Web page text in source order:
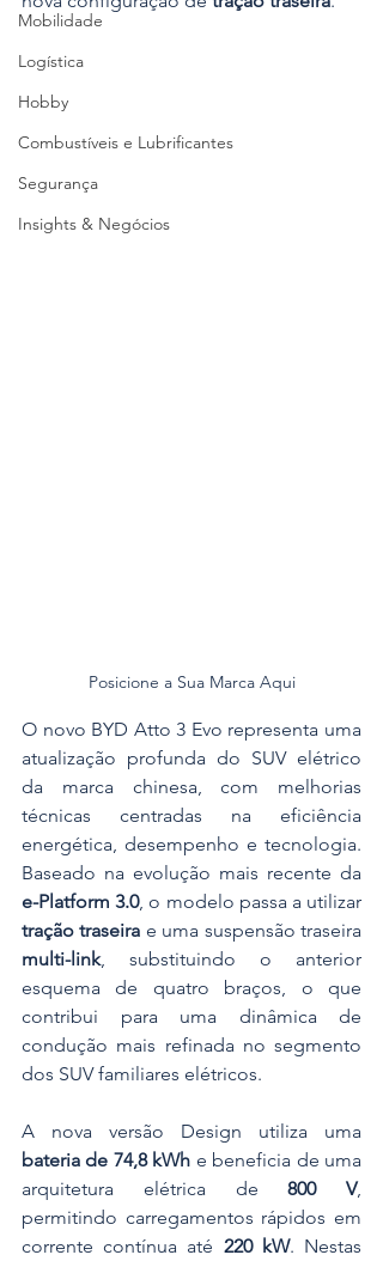
Mobilidade
Logística
Hobby
Combustíveis e Lubrificantes
Segurança
Insights & Negócios
Posicione a Sua Marca Aqui
O novo BYD Atto 3 Evo representa uma
atualização profunda do SUV elétrico
da marca chinesa, com melhorias
técnicas centradas na eficiência
energética, desempenho e tecnologia.
e-Platform 3.0
tração traseira
multi-link, substituindo o anterior
esquema de quatro braços, o que
contribui para uma dinâmica de
condução mais refinada no segmento
dos SUV familiares elétricos.
bateria de 74,8 kWh e beneficia de uma
arquitetura elétrica de 800 V,
permitindo carregamentos rápidos em
corrente contínua até 220 kW. Nestas